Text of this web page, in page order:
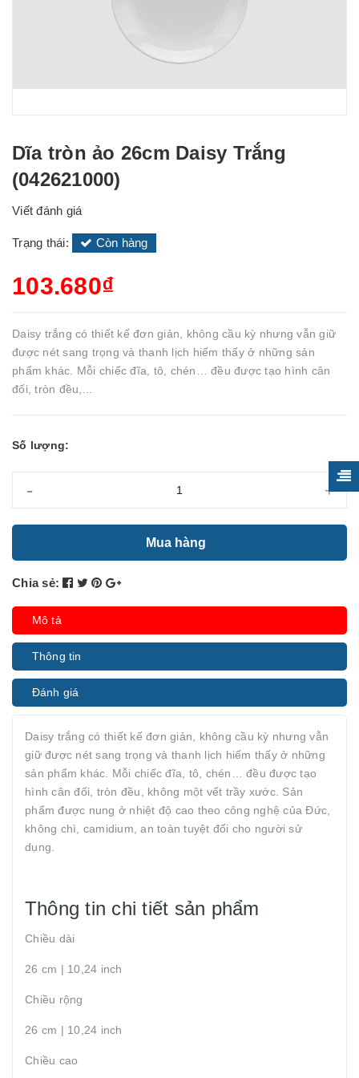
Dĩa tròn ảo 26cm Daisy Trắng
(042621000)
Viết đánh giá
Trạng thái: Còn hàng
103.680₫
Daisy trắng có thiết kế đơn giản, không cầu kỳ nhưng vẫn giữ
được nét sang trọng và thanh lịch hiếm thấy ở những sản
phẩm khác. Mỗi chiếc đĩa, tô, chén… đều được tạo hình cân
đối, tròn đều,...
Số lượng:
- +
Mua hàng
Chia sẻ:
Mô tả
Thông tin
Đánh giá
Daisy trắng có thiết kế đơn giản, không cầu kỳ nhưng vẫn
giữ được nét sang trọng và thanh lịch hiếm thấy ở những
sản phẩm khác. Mỗi chiếc đĩa, tô, chén… đều được tạo
hình cân đối, tròn đều, không một vết trầy xước. Sản
phẩm được nung ở nhiệt độ cao theo công nghệ của Đức,
không chì, camidium, an toàn tuyệt đối cho người sử
dụng.
Thông tin chi tiết sản phẩm
Chiều dài
26 cm | 10,24 inch
Chiều rộng
26 cm | 10,24 inch
Chiều cao